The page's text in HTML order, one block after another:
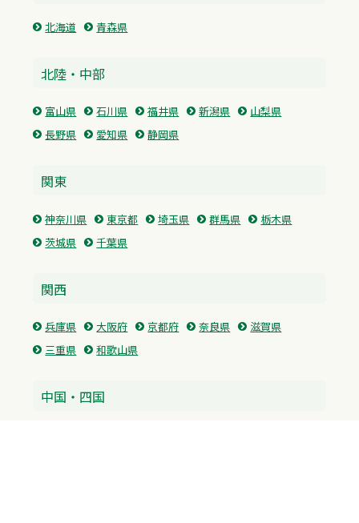
北海道 青森県
北陸・中部
富山県 石川県 福井県 新潟県
山梨県
長野県
愛知県 静岡県
関東
神奈川県 東京都 埼玉県 群馬県
栃木県
茨城県
千葉県
関西
兵庫県 大阪府 京都府 奈良県
滋賀県
三重県
和歌山県
中国・四国